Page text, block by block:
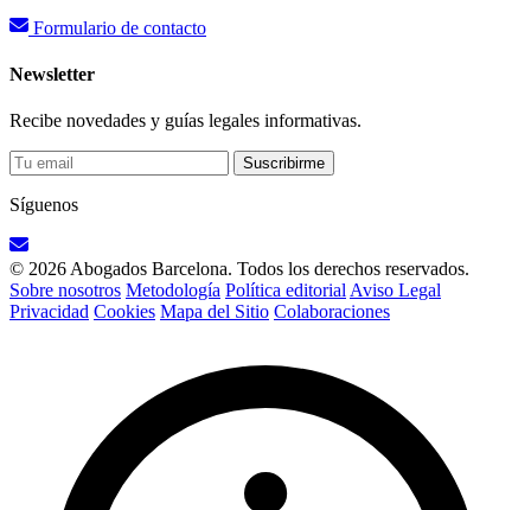
Formulario de contacto
Newsletter
Recibe novedades y guías legales informativas.
Suscribirme
Síguenos
© 2026 Abogados Barcelona. Todos los derechos reservados.
Sobre nosotros Metodología Política editorial Aviso Legal
Privacidad Cookies Mapa del Sitio Colaboraciones